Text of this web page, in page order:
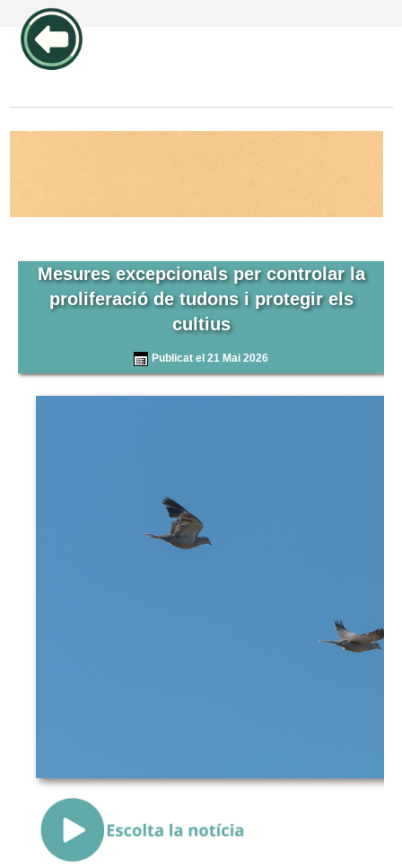
Mesures excepcionals per controlar la
proliferació de tudons i protegir els
cultius
Publicat el 21 Mai 2026
{Play}